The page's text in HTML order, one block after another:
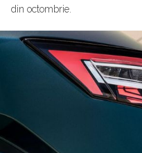
din octombrie.